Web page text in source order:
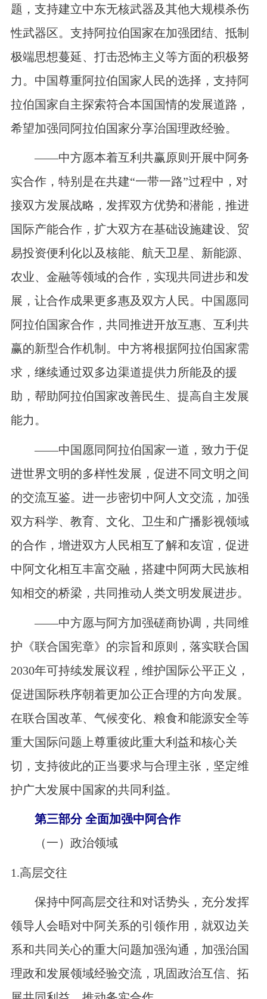
题，支持建立中东无核武器及其他大规模杀伤
性武器区。支持阿拉伯国家在加强团结、抵制
极端思想蔓延、打击恐怖主义等方面的积极努
力。中国尊重阿拉伯国家人民的选择，支持阿
拉伯国家自主探索符合本国国情的发展道路，
希望加强同阿拉伯国家分享治国理政经验。
——中方愿本着互利共赢原则开展中阿务
实合作，特别是在共建“一带一路”过程中，对
接双方发展战略，发挥双方优势和潜能，推进
国际产能合作，扩大双方在基础设施建设、贸
易投资便利化以及核能、航天卫星、新能源、
农业、金融等领域的合作，实现共同进步和发
展，让合作成果更多惠及双方人民。中国愿同
阿拉伯国家合作，共同推进开放互惠、互利共
赢的新型合作机制。中方将根据阿拉伯国家需
求，继续通过双多边渠道提供力所能及的援
助，帮助阿拉伯国家改善民生、提高自主发展
能力。
——中国愿同阿拉伯国家一道，致力于促
进世界文明的多样性发展，促进不同文明之间
的交流互鉴。进一步密切中阿人文交流，加强
双方科学、教育、文化、卫生和广播影视领域
的合作，增进双方人民相互了解和友谊，促进
中阿文化相互丰富交融，搭建中阿两大民族相
知相交的桥梁，共同推动人类文明发展进步。
——中方愿与阿方加强磋商协调，共同维
护《联合国宪章》的宗旨和原则，落实联合国
2030年可持续发展议程，维护国际公平正义，
促进国际秩序朝着更加公正合理的方向发展。
在联合国改革、气候变化、粮食和能源安全等
重大国际问题上尊重彼此重大利益和核心关
切，支持彼此的正当要求与合理主张，坚定维
护广大发展中国家的共同利益。
第三部分 全面加强中阿合作
（一）政治领域
1.高层交往
保持中阿高层交往和对话势头，充分发挥
领导人会晤对中阿关系的引领作用，就双边关
系和共同关心的重大问题加强沟通，加强治国
理政和发展领域经验交流，巩固政治互信、拓